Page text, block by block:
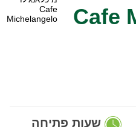
Cafe
שעות פתיחה